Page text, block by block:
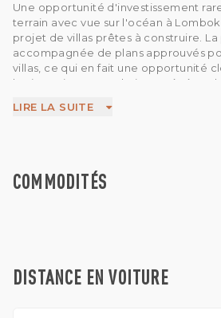
Une opportunité d'investissement
terrain avec vue sur l'océan à
projet de villas prêtes à construire.
accompagnée de plans approuvés
villas, ce qui en fait une opportunité
les investisseurs souhaitant pénétrer
Tous les services publics, y compris
comprenant 6 suites spacieuses, un
piscine, avec la possibilité d'extension
développement, offrant aux
LIRE LA SUITE
COMMODITÉS
DISTANCE EN VOITURE